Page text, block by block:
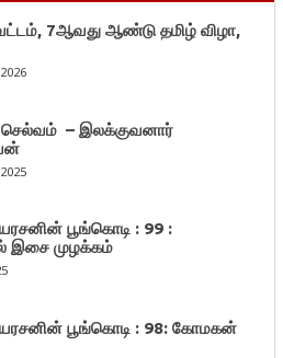
வட்டம், 7ஆவது ஆண்டு தமிழ் விழா,
– இலக்குவனார்
பூங்கொடி : 99 :
இசை முழக்கம்
பூங்கொடி : 98: கோமகன்